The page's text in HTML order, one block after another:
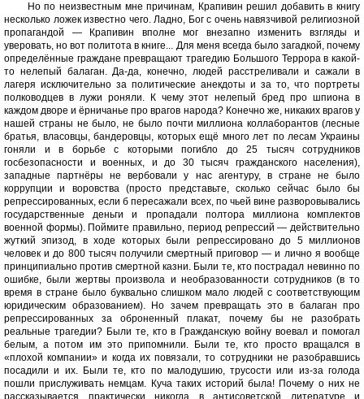
Но по неизвестным мне причинам, Крапивин решил добавить в книгу
несколько ложек известно чего. Ладно, Бог с очень навязчивой религиозной
пропагандой — Крапивин вполне мог внезапно изменить взгляды и
уверовать, но вот политота в книге... Для меня всегда было загадкой, почему
определённые граждане превращают трагедию Большого Террора в какой-
то нелепый балаган. Да-да, конечно, людей расстреливали и сажали в
лагеря исключительно за политические анекдоты и за то, что портреты
полководцев в лужи роняли. К чему этот нелепый бред про шпиона в
каждом дворе и ёрничанье про врагов народа? Конечно же, никаких врагов у
нашей страны не было, не было почти миллиона коллаборантов (лесные
братья, власовцы, бандеровцы, которых ещё много лет по лесам Украины
гоняли и в борьбе с которыми погибло до 25 тысяч сотрудников
госбезопасности и военных, и до 30 тысяч гражданского населения),
западные партнёры не вербовали у нас агентуру, в стране не было
коррупции и воровства (просто представьте, сколько сейчас было бы
репрессированных, если б пересажали всех, по чьей вине разворовывались
государственные деньги и пропадали полтора миллиона комплектов
военной формы). Поймите правильно, период репрессий — действительно
жуткий эпизод, в ходе которых были репрессировано до 5 миллионов
человек и до 800 тысяч получили смертный приговор — и лично я вообще
принципиально против смертной казни. Были те, кто пострадал невинно по
ошибке, были жертвы произвола и необразованности сотрудников (в то
время в стране было буквально слишком мало людей с соответствующим
юридическим образованием). Но зачем превращать это в балаган про
репрессированных за оброненный плакат, почему бы не разобрать
реальные трагедии? Были те, кто в Гражданскую войну воевал и помогал
белым, а потом им это припомнили. Были те, кто просто вращался в
«плохой компании» и когда их повязали, то сотрудники не разобравшись
посадили и их. Были те, кто по малодушию, трусости или из-за голода
пошли прислуживать немцам. Куча таких историй была! Почему о них не
рассказывается практически никогда в антисоветской литературе и